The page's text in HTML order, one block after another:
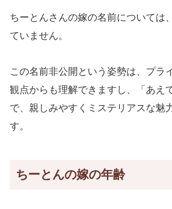
ちーとんさんの嫁の名前については
ていません。
この名前非公開という姿勢は、プラ
観点からも理解できますし、「あえ
で、親しみやすくミステリアスな魅
す。
ちーとんの嫁の年齢